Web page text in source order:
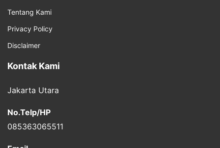
Tentang Kami
Privacy Policy
Disclaimer
Kontak Kami
Jakarta Utara
No.Telp/HP
085363065511